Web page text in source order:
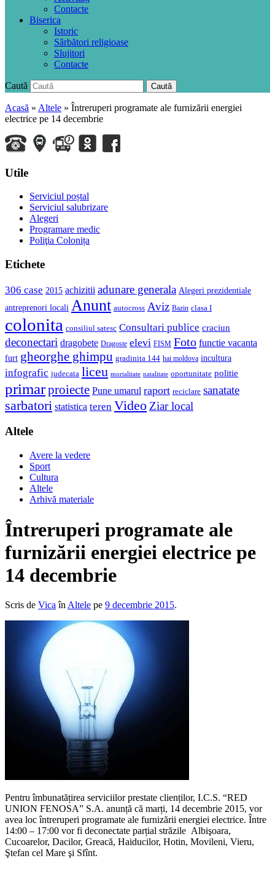
Contacte
Biserica
Istoric
Sărbători religioase
Slujitori
Contacte
Caută Caută
Acasă » Altele » Întreruperi programate ale furnizării energiei
electrice pe 14 decembrie
Utile
Serviciul poștal
Serviciul salubrizare
Alegeri
Programare medic
Poliţia Colonița
Etichete
306 case 2015 achizitii adunare generala Alegeri prezidentiale
antreprenori locali Anunt autocross Aviz Bazin clasa I
colonita consiliul satesc Consultari publice craciun
deconectari dragobete Dragoste elevi FISM Foto functie vacanta
furt gheorghe ghimpu gradinita 144 hai moldova incultura
infografic judecata liceu mortalitate natalitate oportunitate politie
primarproiecte Pune umarul raport reciclare sanatate
sarbatori statistica teren Video Ziar local
Altele
Avere la vedere
Sport
Cultura
Altele
Arhivă materiale
Întreruperi programate ale
furnizării energiei electrice pe
14 decembrie
Scris de Vica în Altele pe 9 decembrie 2015.
Pentru îmbunatățirea serviciilor prestate clienților, I.C.S. “RED
UNION FENOSA” S.A. anunță că marți, 14 decembrie 2015, vor
avea loc întreruperi programate ale furnizării energiei electrice. Între
14:00 – 17:00 vor fi deconectate parțial străzile Albişoara,
Cucoarelor, Dacilor, Greacă, Haiducilor, Hotin, Movileni, Vieru,
Ştefan cel Mare şi Sfînt.